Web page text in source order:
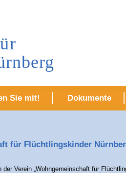
Sie mit! Dokumente
für Flüchtlingskinder
Verein „Wohngemeinschaft für